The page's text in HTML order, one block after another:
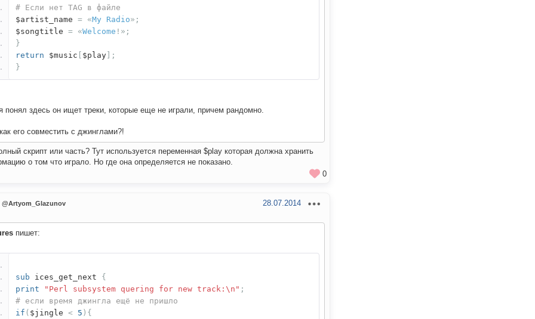
# Если нет TAG в файле
$artist_name = «My Radio»;
$songtitle = «Welcome !»;
}
return $music $play ];
}
понял здесь он ищет треки, которые еще не играли, причем рандомно.
его совместить с джинглами?!
скрипт или часть? Тут используется переменная $play которая должна хранить
о том что играло. Но где она определяется не показано.
0
@Artyom_Glazunov 28.07.2014
пишет:
sub ices_get_next {
print
"Perl subsystem quering for new track:\n" ;
# если время джингла ещё не пришло
if ( $jingle < 5 ){